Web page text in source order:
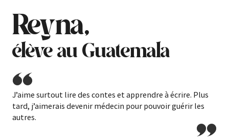
Reyna,
élève au Guatemala
J’aime surtout lire des contes et apprendre à écrire. Plus
tard, j’aimerais devenir médecin pour pouvoir guérir les
autres.